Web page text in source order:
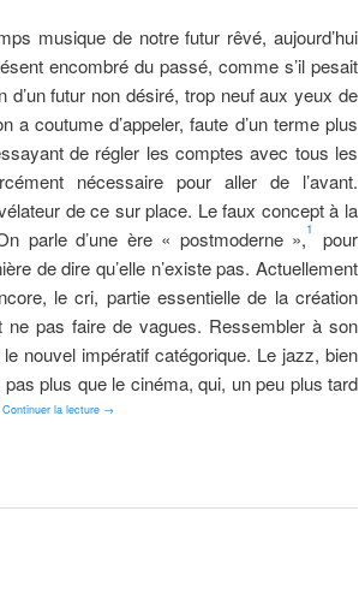
musique de notre futur rêvé, aujourd’hui
encombré du passé, comme s’il pesait
d’un futur non désiré, trop neuf aux yeux de
a coutume d’appeler, faute d’un terme plus
de régler les comptes avec tous les
nécessaire pour aller de l’avant.
de ce sur place. Le faux concept à la
parle d’une ère « postmoderne »,1
pour
de dire qu’elle n’existe pas. Actuellement
le cri, partie essentielle de la création
pas faire de vagues. Ressembler à son
nouvel impératif catégorique. Le jazz, bien
plus que le cinéma, qui, un peu plus tard
Continuer la lecture →